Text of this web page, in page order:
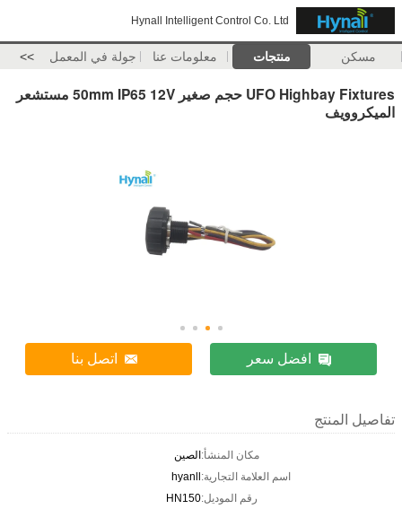
Hynall Intelligent Control Co. Ltd
مسكن منتجات معلومات عنا جولة في المعمل >>
UFO Highbay Fixtures حجم صغير 50mm IP65 12V مستشعر
الميكروويف
افضل سعر اتصل بنا
تفاصيل المنتج
مكان المنشأ:الصين
اسم العلامة التجارية:hyanll
رقم الموديل:HN150